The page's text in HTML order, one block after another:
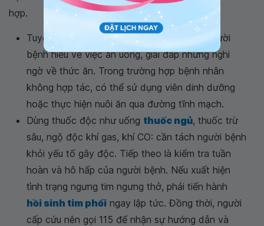
hợp.
Tuyệt thực (nhịn ăn uống): giải thích cho người
bệnh hiểu về việc ăn uống, giải đáp những nghi
ngờ về thức ăn. Trong trường hợp bệnh nhân
không hợp tác, có thể sử dụng viên dinh dưỡng
hoặc thực hiện nuôi ăn qua đường tĩnh mạch.
Dùng thuốc độc như uống thuốc ngủ, thuốc trừ
sâu, ngộ độc khí gas, khí CO: cần tách người bệnh
khỏi yếu tố gây độc. Tiếp theo là kiểm tra tuần
hoàn và hô hấp của người bệnh. Nếu xuất hiện
tình trạng ngưng tim ngưng thở, phải tiến hành
hồi sinh tim phổi ngay lập tức. Đồng thời, người
cấp cứu nên gọi 115 để nhận sự hướng dẫn và